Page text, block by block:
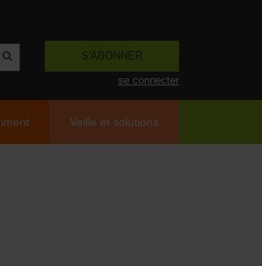
S'ABONNER
se connecter
Veille et solutions